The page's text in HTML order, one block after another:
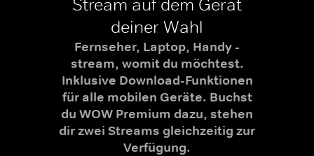
Stream auf dem Gerät
deiner Wahl
Fernseher, Laptop, Handy -
stream, womit du möchtest.
Inklusive Download-Funktionen
für alle mobilen Geräte. Buchst
du WOW Premium dazu, stehen
dir zwei Streams gleichzeitig zur
Verfügung.